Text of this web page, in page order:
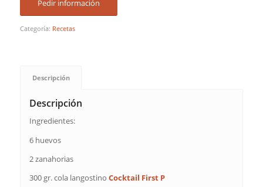
Pedir información
Categoría: Recetas
Descripción
Descripción
Ingredientes:
6 huevos
2 zanahorias
300 gr. cola langostino Cocktail First P